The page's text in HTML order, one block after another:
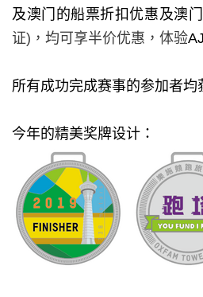
及澳门的船票折扣优惠及澳
证) ，均可享半价优惠，体验
所有成功完成赛事的参加者均
今年的精美奖牌设计：